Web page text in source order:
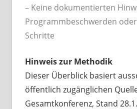
– Keine dokumentierten
Programmbeschwerden
Schritte
Hinweis zur Methodik
Dieser Überblick basiert
öffentlich zugänglichen
Gesamtkonferenz, Stand